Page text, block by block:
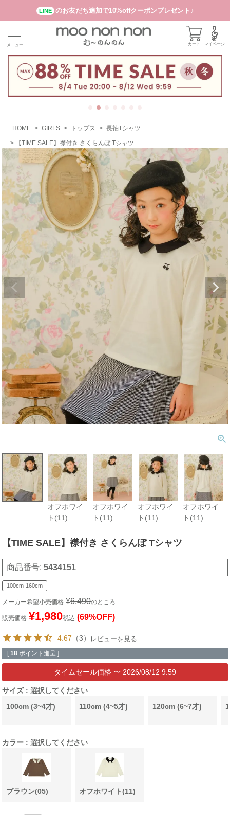
LINE のお友だち追加で10%offクーポンプレゼント♪
カート マイページ
メニュー
HOME GIRLS トップス 長袖Tシャツ
【TIME SALE】襟付き さくらんぼ Tシャツ
オフホワイ
ト(11)
オフホワイ
ト(11)
オフホワイ
ト(11)
オフホワイ
ト(11)
【TIME SALE】襟付き さくらんぼ Tシャツ
商品番号 5434151
100cm-160cm
メーカー希望小売価格 ¥6,490のところ
販売価格 ¥1,980税込 (69%OFF)
4.67 （3） レビューを見る
[ 18 ポイント進呈 ]
〜 2026/08/12 9:59
サイズ
選択してください
100cm (3~4才)
110cm (4~5才) 120cm (6~7才)
カラー 選択してください
ブラウン(05) オフホワイト(11)